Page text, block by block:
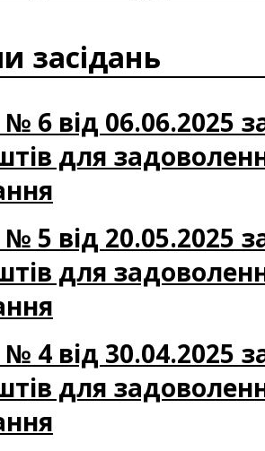
засідань
6 від 06.06.2025
для
5 від 20.05.2025
для
4 від 30.04.2025
для